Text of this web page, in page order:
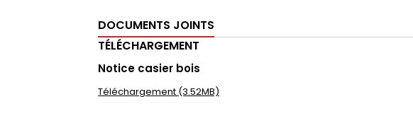
DOCUMENTS JOINTS
TÉLÉCHARGEMENT
Notice casier bois
Téléchargement (3.52MB)